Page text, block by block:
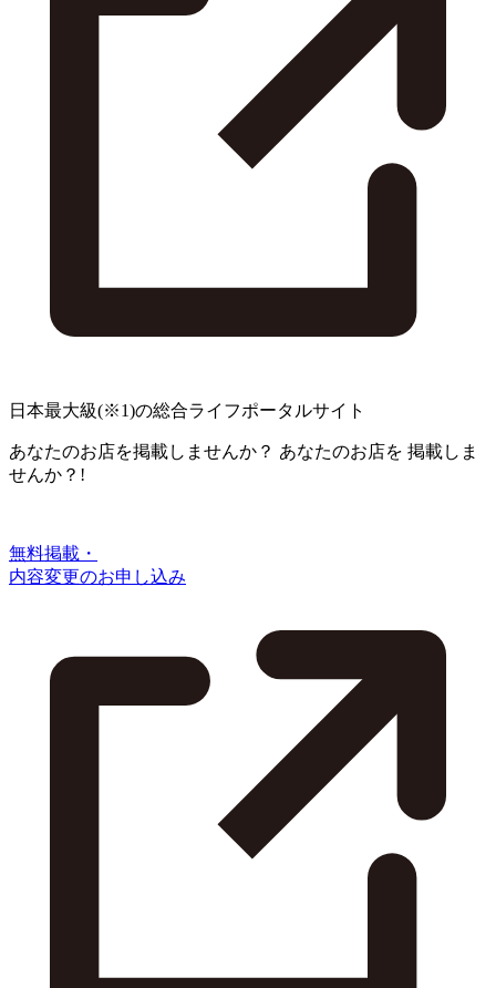
日本最大級(※1)の総合ライフポータルサイト
あなたのお店を掲載しませんか？ あなたのお店を 掲載しま
せんか？!
無料掲載・
内容変更のお申し込み